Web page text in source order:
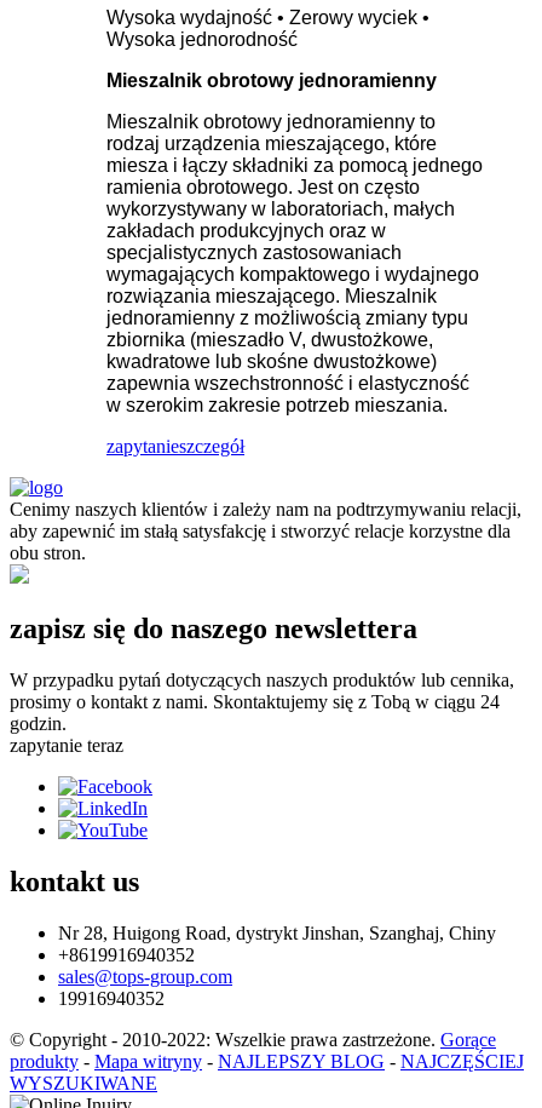
Wysoka wydajność • Zerowy wyciek •
Wysoka jednorodność
Mieszalnik obrotowy jednoramienny
Mieszalnik obrotowy jednoramienny to
rodzaj urządzenia mieszającego, które
miesza i łączy składniki za pomocą jednego
ramienia obrotowego. Jest on często
wykorzystywany w laboratoriach, małych
zakładach produkcyjnych oraz w
specjalistycznych zastosowaniach
wymagających kompaktowego i wydajnego
rozwiązania mieszającego. Mieszalnik
jednoramienny z możliwością zmiany typu
zbiornika (mieszadło V, dwustożkowe,
kwadratowe lub skośne dwustożkowe)
zapewnia wszechstronność i elastyczność
w szerokim zakresie potrzeb mieszania.
zapytanieszczegół
Cenimy naszych klientów i zależy nam na podtrzymywaniu relacji,
aby zapewnić im stałą satysfakcję i stworzyć relacje korzystne dla
obu stron.
zapisz się do naszego newslettera
W przypadku pytań dotyczących naszych produktów lub cennika,
prosimy o kontakt z nami. Skontaktujemy się z Tobą w ciągu 24
godzin.
zapytanie teraz
kontakt us
Nr 28, Huigong Road, dystrykt Jinshan, Szanghaj, Chiny
+8619916940352
sales@tops-group.com
19916940352
© Copyright - 2010-2022: Wszelkie prawa zastrzeżone. Gorące
produkty - Mapa witryny - NAJLEPSZY BLOG - NAJCZĘŚCIEJ
WYSZUKIWANE